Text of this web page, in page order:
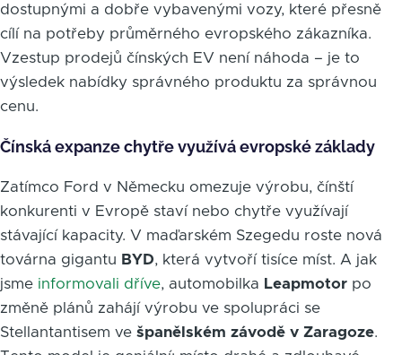
dostupnými a dobře vybavenými vozy, které přesně
cílí na potřeby průměrného evropského zákazníka.
Vzestup prodejů čínských EV není náhoda – je to
výsledek nabídky správného produktu za správnou
cenu.
Čínská expanze chytře využívá evropské základy
Zatímco Ford v Německu omezuje výrobu, čínští
konkurenti v Evropě staví nebo chytře využívají
stávající kapacity. V maďarském Szegedu roste nová
továrna gigantu BYD, která vytvoří tisíce míst. A jak
jsme informovali dříve, automobilka Leapmotor po
změně plánů zahájí výrobu ve spolupráci se
Stellantantisem ve španělském závodě v Zaragoze.